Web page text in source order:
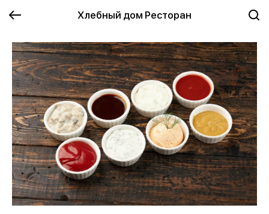
Хлебный дом Ресторан